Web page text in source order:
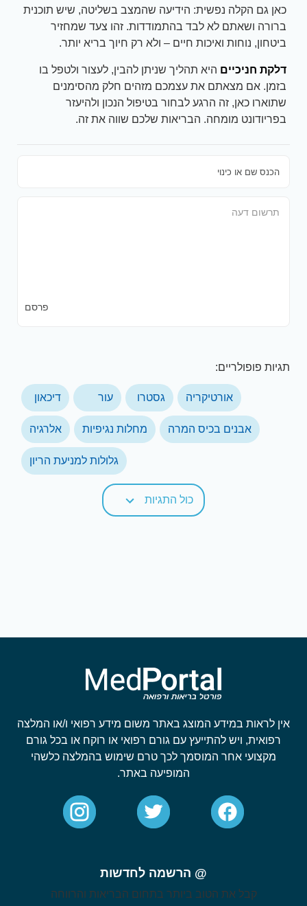
כאן גם הקלה נפשית: הידיעה שהמצב בשליטה, שיש תוכנית
ברורה ושאתם לא לבד בהתמודדות. זהו צעד שמחזיר
ביטחון, נוחות ואיכות חיים – ולא רק חיוך בריא יותר.
דלקת חניכיים היא תהליך שניתן להבין, לעצור ולטפל בו
בזמן. אם מצאתם את עצמכם מזהים חלק מהסימנים
שתוארו כאן, זה הרגע לבחור בטיפול הנכון ולהיעזר
בפריודונט מומחה. הבריאות שלכם שווה את זה.
פרסם
תגיות פופולריים:
אורטיקריה גסטרו עור דיכאון
אבנים בכיס המרה מחלות נגיפיות אלרגיה
גלולות למניעת הריון
כול התגיות
אין לראות במידע המוצג באתר משום מידע רפואי ו/או המלצה
רפואית, ויש להתייעץ עם גורם רפואי או רוקח או בכל גורם
מקצועי אחר המוסמך לכך טרם שימוש בהמלצה כלשהי
המופיעה באתר.
@ הרשמה לחדשות
קבל את הטוב ביותר בתחום הבריאות והרווחה